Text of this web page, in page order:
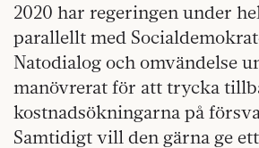
2020 har regeringen under
parallellt med
Natodialog och omvändelse
manövrerat för att trycka
kostnadsökningarna på
Samtidigt vill den gärna ge